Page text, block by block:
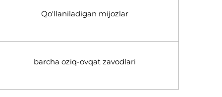
Qo'llaniladigan mijozlar
barcha oziq-ovqat zavodlari